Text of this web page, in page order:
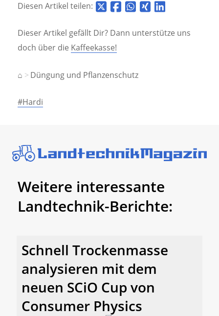
Diesen Artikel teilen:
Dieser Artikel gefällt Dir? Dann unterstütze uns
doch über die Kaffeekasse!
⌂ Düngung und Pflanzenschutz
#Hardi
Weitere interessante
Landtechnik-Berichte:
Schnell Trockenmasse
analysieren mit dem
neuen SCiO Cup von
Consumer Physics